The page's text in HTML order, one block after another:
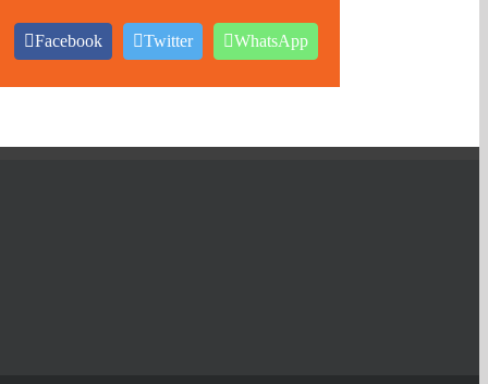
Facebook Twitter WhatsApp